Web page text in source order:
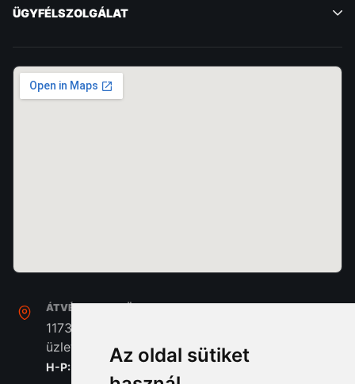
Az oldal sütiket
ÜGYFÉLSZOLGÁLAT
ÁTVÉTEL, SZAKÜZLET:
1173. Budapest, Pesti Út 237. Home Center A/39
üzlet
H-P: 8:00 - 16:30